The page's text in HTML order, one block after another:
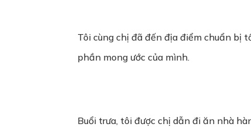
Tôi cùng chị đã đến địa điểm chuẩn bị
phần mong ước của mình.
Buổi trưa, tôi được chị dẫn đi ăn nhà